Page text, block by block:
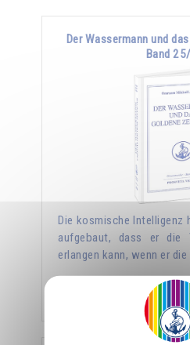
Der Wassermann und
Band
Die kosmische Intelligenz
aufgebaut, dass er die
erlangen kann, wenn er